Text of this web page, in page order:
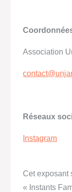
Association
Réseaux
Instagram
Cet exposant
« Instants